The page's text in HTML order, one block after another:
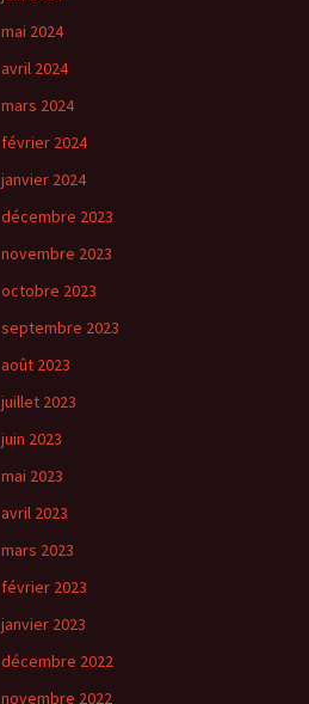
mai 2024
avril 2024
mars 2024
février 2024
janvier 2024
décembre 2023
novembre 2023
octobre 2023
septembre 2023
août 2023
juillet 2023
juin 2023
mai 2023
avril 2023
mars 2023
février 2023
janvier 2023
décembre 2022
novembre 2022